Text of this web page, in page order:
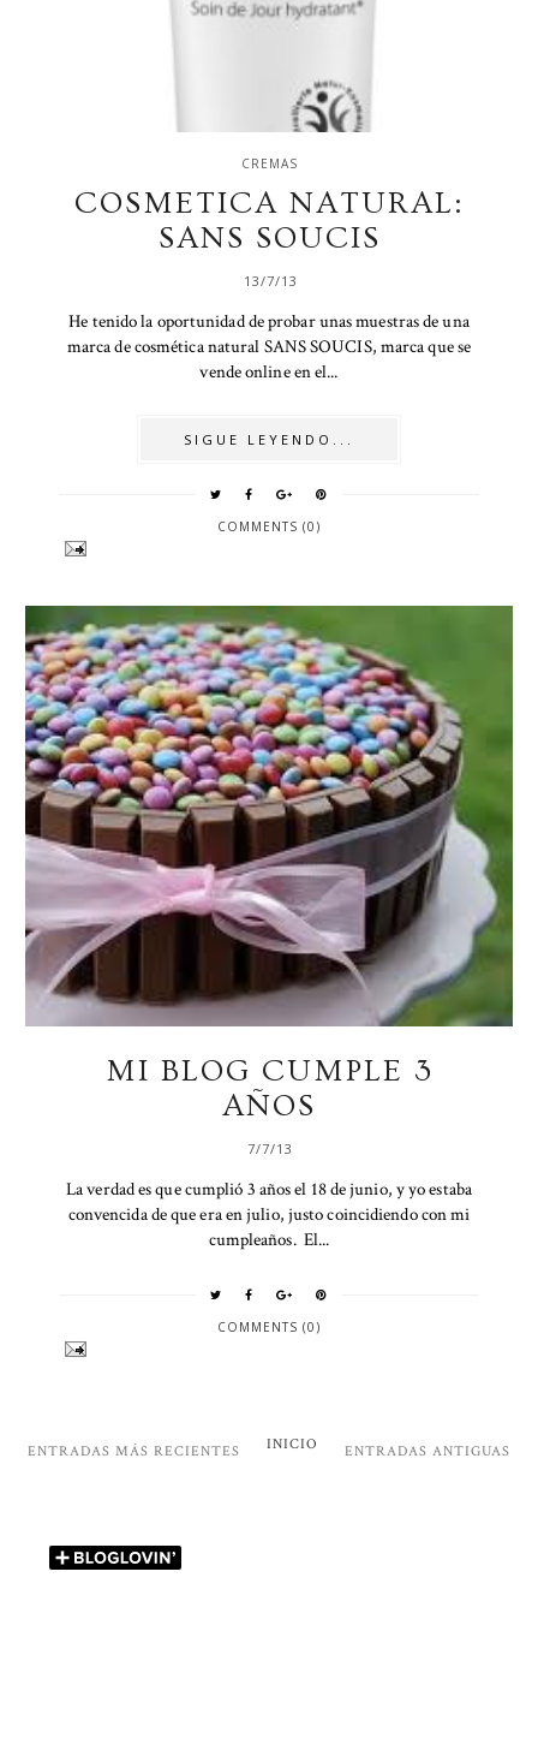
CREMAS
COSMETICA NATURAL:
SANS SOUCIS
13/7/13
He tenido la oportunidad de probar unas muestras de una
marca de cosmética natural SANS SOUCIS, marca que se
vende online en el...
SIGUE LEYENDO...
COMMENTS (0)
MI BLOG CUMPLE 3
AÑOS
7/7/13
La verdad es que cumplió 3 años el 18 de junio, y yo estaba
convencida de que era en julio, justo coincidiendo con mi
cumpleaños. El...
COMMENTS (0)
ENTRADAS MÁS RECIENTES ENTRADAS ANTIGUAS
INICIO